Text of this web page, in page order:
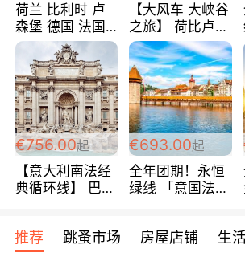
荷兰 比利时 卢
森堡 德国 法国
超爽玩遍西欧 循
环线 全程四星宾
馆 108欧/人/天
【大风车 大峡谷
之旅】 荷比卢德
法 巴黎上下 经
典五国四日游
488欧/人
€756.00起
【意大利南法经
典循环线】 巴黎
宾馆 108欧/天起
全程756欧/位
€693.00起
全年团期！永恒
绿线 「意国法
欧/天起 ~包拼房
推荐 跳蚤市场 房屋店铺 生